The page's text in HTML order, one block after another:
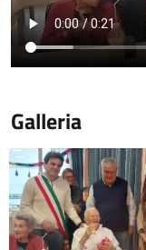
Galleria